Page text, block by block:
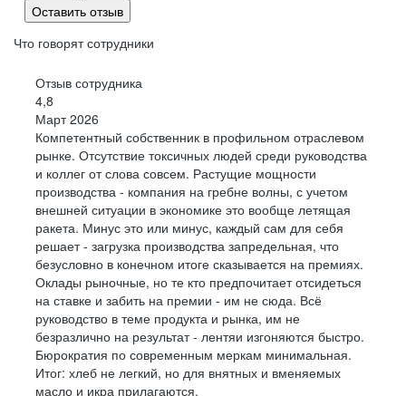
Оставить отзыв
Что говорят сотрудники
Отзыв сотрудника
4,8
Март 2026
Компетентный собственник в профильном отраслевом
рынке. Отсутствие токсичных людей среди руководства
и коллег от слова совсем. Растущие мощности
производства - компания на гребне волны, с учетом
внешней ситуации в экономике это вообще летящая
ракета. Минус это или минус, каждый сам для себя
решает - загрузка производства запредельная, что
безусловно в конечном итоге сказывается на премиях.
Оклады рыночные, но те кто предпочитает отсидеться
на ставке и забить на премии - им не сюда. Всё
руководство в теме продукта и рынка, им не
безразлично на результат - лентяи изгоняются быстро.
Бюрократия по современным меркам минимальная.
Итог: хлеб не легкий, но для внятных и вменяемых
масло и икра прилагаются.